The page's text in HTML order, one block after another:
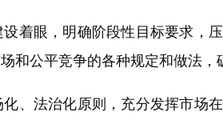
眼，明确阶段性目标要求，压
和公平竞争的各种规定和做法，
法治化原则，充分发挥市场在